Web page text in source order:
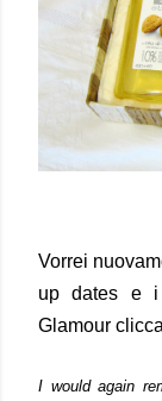
Vorrei
up dates e
Glamour
I would again